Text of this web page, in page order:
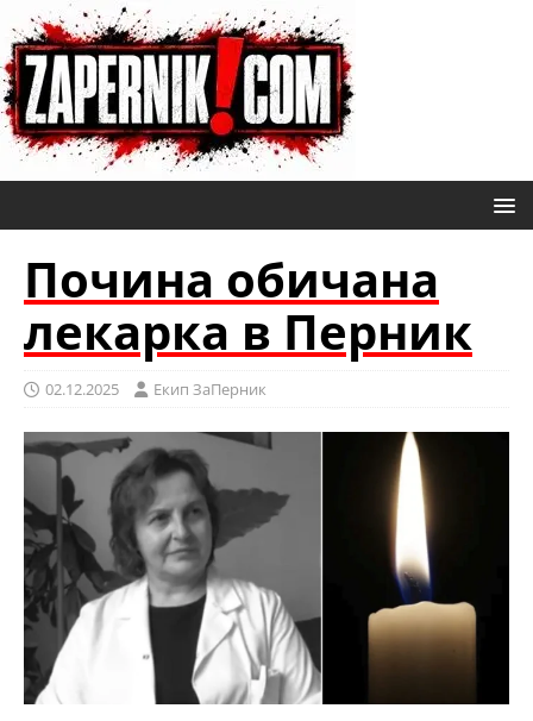
Почина обичана
лекарка в Перник
02.12.2025 Eкип ЗаПерник